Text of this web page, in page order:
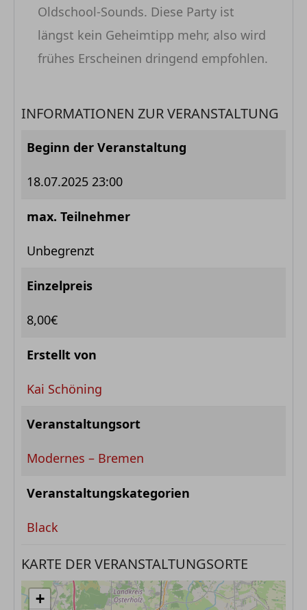
Oldschool-Sounds. Diese Party ist
längst kein Geheimtipp mehr, also wird
frühes Erscheinen dringend empfohlen.
INFORMATIONEN ZUR VERANSTALTUNG
Beginn der Veranstaltung
18.07.2025 23:00
max. Teilnehmer
Unbegrenzt
Einzelpreis
8,00€
Erstellt von
Kai Schöning
Veranstaltungsort
Modernes – Bremen
Veranstaltungskategorien
Black
KARTE DER VERANSTALTUNGSORTE
+